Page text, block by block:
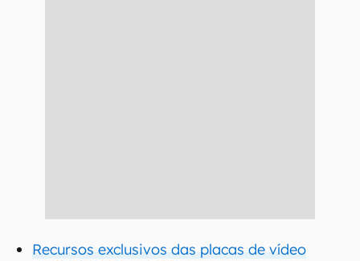
Recursos exclusivos das placas de vídeo